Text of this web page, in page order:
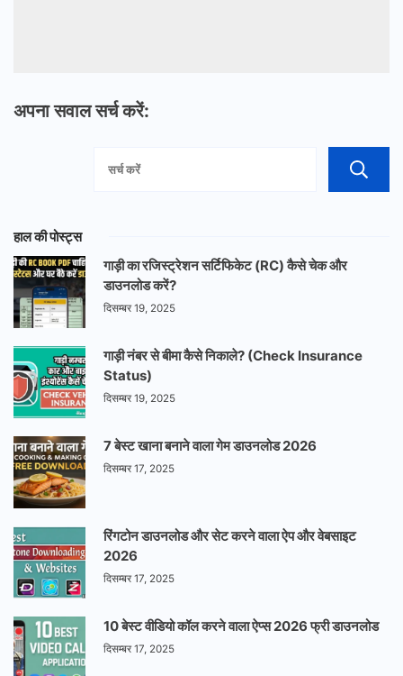
अपना सवाल सर्च करें:
हाल की पोस्ट्स
गाड़ी का रजिस्ट्रेशन सर्टिफिकेट (RC) कैसे चेक और
डाउनलोड करें?
दिसम्बर 19, 2025
गाड़ी नंबर से बीमा कैसे निकाले? (Check Insurance
Status)
दिसम्बर 19, 2025
7 बेस्ट खाना बनाने वाला गेम डाउनलोड 2026
दिसम्बर 17, 2025
रिंगटोन डाउनलोड और सेट करने वाला ऐप और वेबसाइट
2026
दिसम्बर 17, 2025
10 बेस्ट वीडियो कॉल करने वाला ऐप्स 2026 फ्री डाउनलोड
दिसम्बर 17, 2025